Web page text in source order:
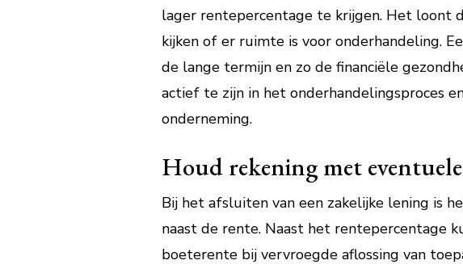
lager rentepercentage te krijgen. Het loont
kijken of er ruimte is voor onderhandeling.
de lange termijn en zo de financiële
actief te zijn in het onderhandelingsproces
onderneming.
Houd rekening met
Bij het afsluiten van een zakelijke lening is
naast de rente. Naast het rentepercentage
boeterente bij vervroegde aflossing van